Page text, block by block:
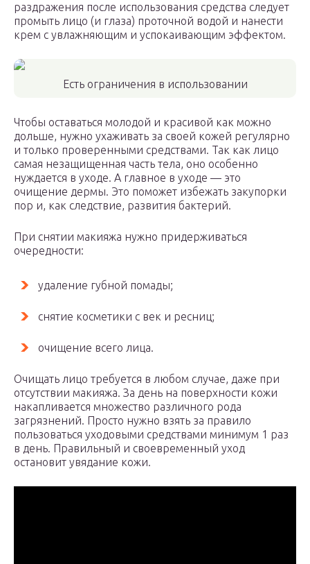
раздражения после использования средства следует
промыть лицо (и глаза) проточной водой и нанести
крем с увлажняющим и успокаивающим эффектом.
Есть ограничения в использовании
Чтобы оставаться молодой и красивой как можно
дольше, нужно ухаживать за своей кожей регулярно
и только проверенными средствами. Так как лицо
самая незащищенная часть тела, оно особенно
нуждается в уходе. А главное в уходе — это
очищение дермы. Это поможет избежать закупорки
пор и, как следствие, развития бактерий.
При снятии макияжа нужно придерживаться
очередности:
удаление губной помады;
снятие косметики с век и ресниц;
очищение всего лица.
Очищать лицо требуется в любом случае, даже при
отсутствии макияжа. За день на поверхности кожи
накапливается множество различного рода
загрязнений. Просто нужно взять за правило
пользоваться уходовыми средствами минимум 1 раз
в день. Правильный и своевременный уход
остановит увядание кожи.